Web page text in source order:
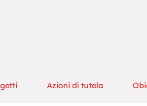
Azioni di tutela